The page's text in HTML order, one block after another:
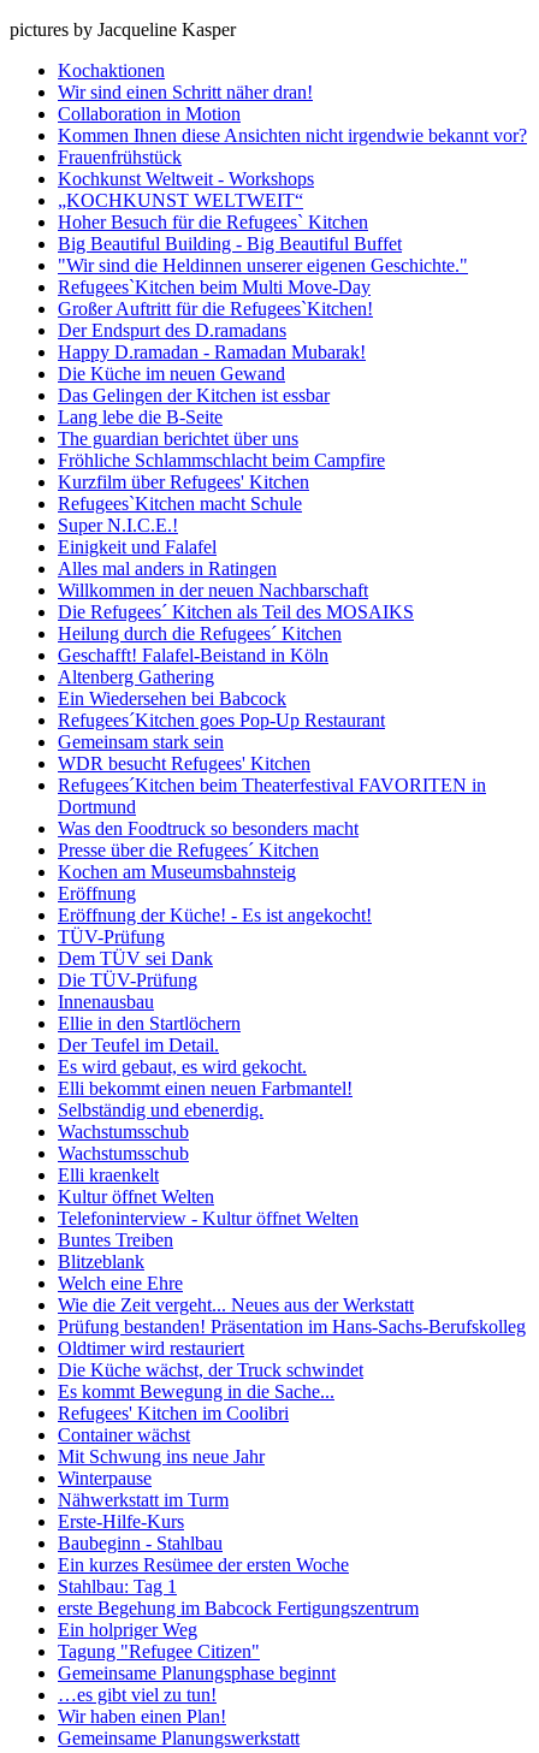
pictures by Jacqueline Kasper
Kochaktionen
Wir sind einen Schritt näher dran!
Collaboration in Motion
Kommen Ihnen diese Ansichten nicht irgendwie bekannt vor?
Frauenfrühstück
Kochkunst Weltweit - Workshops
„KOCHKUNST WELTWEIT“
Hoher Besuch für die Refugees` Kitchen
Big Beautiful Building - Big Beautiful Buffet
"Wir sind die Heldinnen unserer eigenen Geschichte."
Refugees`Kitchen beim Multi Move-Day
Großer Auftritt für die Refugees`Kitchen!
Der Endspurt des D.ramadans
Happy D.ramadan - Ramadan Mubarak!
Die Küche im neuen Gewand
Das Gelingen der Kitchen ist essbar
Lang lebe die B-Seite
The guardian berichtet über uns
Fröhliche Schlammschlacht beim Campfire
Kurzfilm über Refugees' Kitchen
Refugees`Kitchen macht Schule
Super N.I.C.E.!
Einigkeit und Falafel
Alles mal anders in Ratingen
Willkommen in der neuen Nachbarschaft
Die Refugees´ Kitchen als Teil des MOSAIKS
Heilung durch die Refugees´ Kitchen
Geschafft! Falafel-Beistand in Köln
Altenberg Gathering
Ein Wiedersehen bei Babcock
Refugees´Kitchen goes Pop-Up Restaurant
Gemeinsam stark sein
WDR besucht Refugees' Kitchen
Refugees´Kitchen beim Theaterfestival FAVORITEN in
Dortmund
Was den Foodtruck so besonders macht
Presse über die Refugees´ Kitchen
Kochen am Museumsbahnsteig
Eröffnung
Eröffnung der Küche! - Es ist angekocht!
TÜV-Prüfung
Dem TÜV sei Dank
Die TÜV-Prüfung
Innenausbau
Ellie in den Startlöchern
Der Teufel im Detail.
Es wird gebaut, es wird gekocht.
Elli bekommt einen neuen Farbmantel!
Selbständig und ebenerdig.
Wachstumsschub
Wachstumsschub
Elli kraenkelt
Kultur öffnet Welten
Telefoninterview - Kultur öffnet Welten
Buntes Treiben
Blitzeblank
Welch eine Ehre
Wie die Zeit vergeht... Neues aus der Werkstatt
Prüfung bestanden! Präsentation im Hans-Sachs-Berufskolleg
Oldtimer wird restauriert
Die Küche wächst, der Truck schwindet
Es kommt Bewegung in die Sache...
Refugees' Kitchen im Coolibri
Container wächst
Mit Schwung ins neue Jahr
Winterpause
Nähwerkstatt im Turm
Erste-Hilfe-Kurs
Baubeginn - Stahlbau
Ein kurzes Resümee der ersten Woche
Stahlbau: Tag 1
erste Begehung im Babcock Fertigungszentrum
Ein holpriger Weg
Tagung "Refugee Citizen"
Gemeinsame Planungsphase beginnt
…es gibt viel zu tun!
Wir haben einen Plan!
Gemeinsame Planungswerkstatt